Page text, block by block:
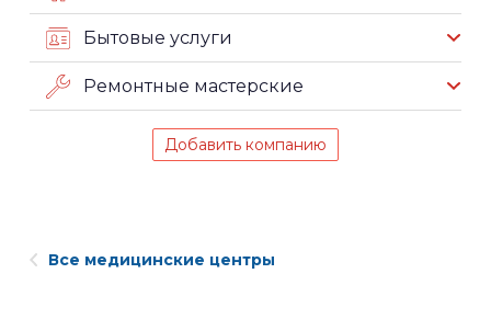
Бытовые услуги
Ремонтные мастерские
Добавить компанию
Все медицинские центры